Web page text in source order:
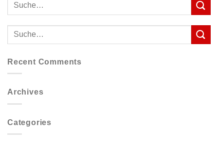
Recent Comments
Archives
Categories